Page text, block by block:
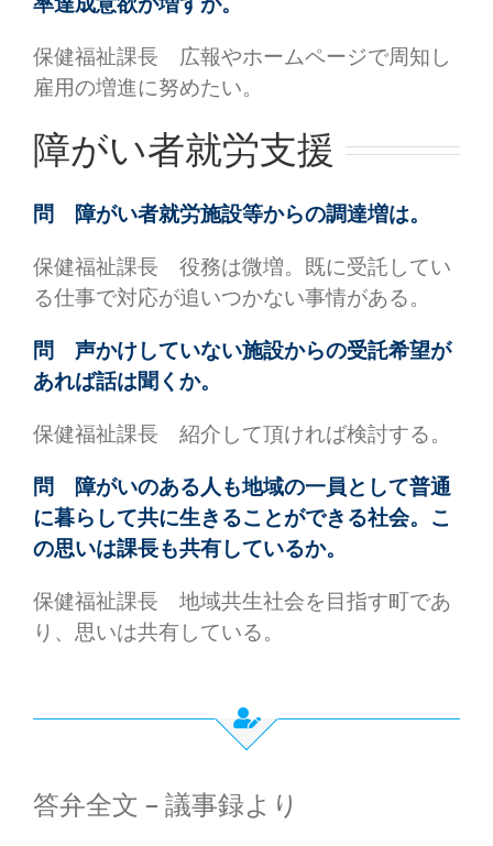
保健福祉課長 広報やホームページで周知し
雇用の増進に努めたい。
障がい者就労支援
問 障がい者就労施設等からの調達増は。
保健福祉課長 役務は微増。既に受託してい
る仕事で対応が追いつかない事情がある。
問 声かけしていない施設からの受託希望が
あれば話は聞くか。
保健福祉課長 紹介して頂ければ検討する。
問 障がいのある人も地域の一員として普通
に暮らして共に生きることができる社会。こ
の思いは課長も共有しているか。
保健福祉課長 地域共生社会を目指す町であ
り、思いは共有している。
答弁全文 – 議事録より